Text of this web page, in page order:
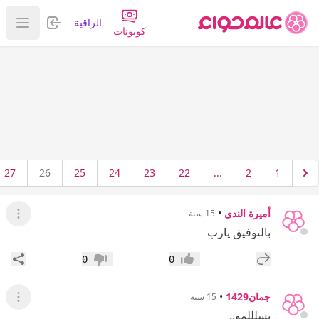
كوبونات
الراقية تسجيل
عرض
1
2
...
22
23
24
25
26
27
أميرة الندى • 15 سنة عرض
بالتوفيق يارب
إضافة رد جديد إعجاب0 عدم إعجاب
0
جمان1429 • 15 سنة عرض
يسلللمو..